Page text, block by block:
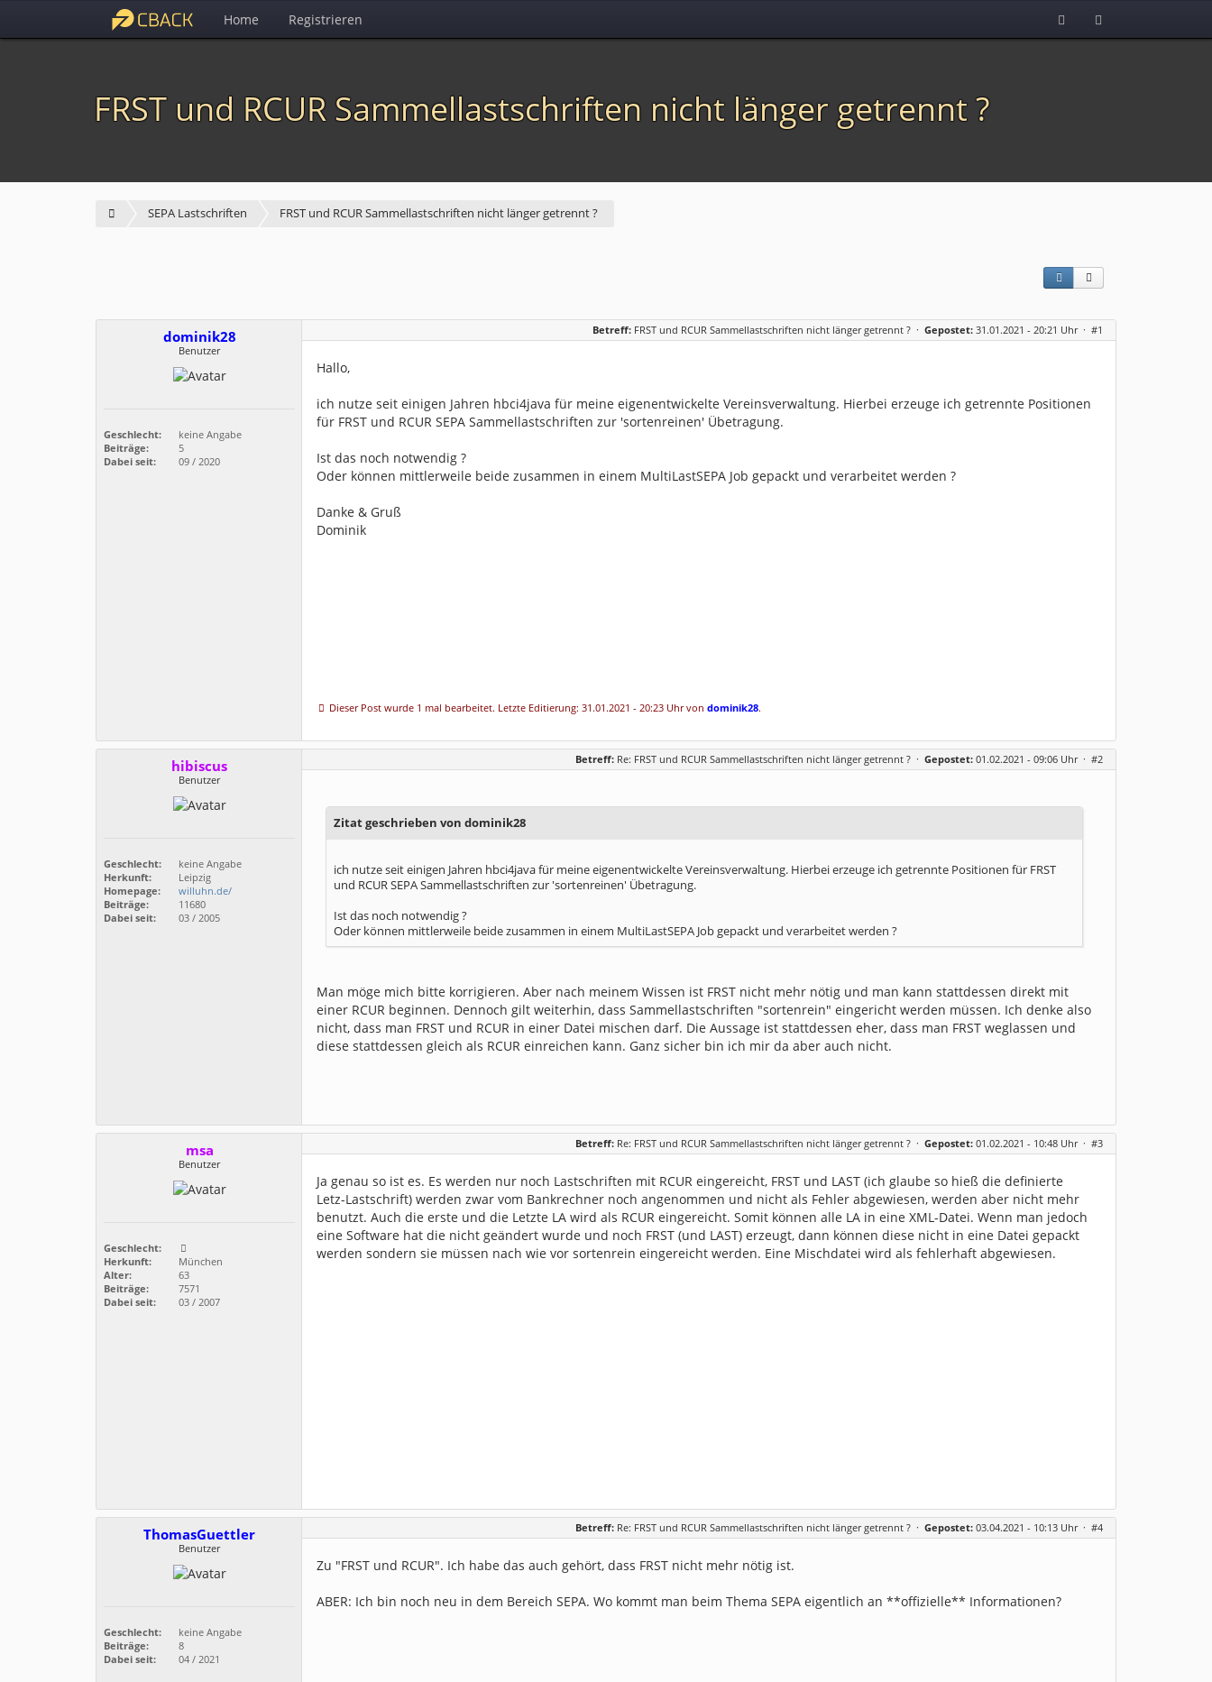
Home Registrieren
FRST und RCUR Sammellastschriften nicht länger getrennt ?
SEPA Lastschriften FRST und RCUR Sammellastschriften nicht länger getrennt ?
dominik28
Benutzer
Geschlecht:
keine Angabe
Beiträge:
5
Dabei seit:
09 / 2020
Betreff: FRST und RCUR Sammellastschriften nicht länger getrennt ? · Gepostet: 31.01.2021 - 20:21 Uhr · #1
Hallo,
ich nutze seit einigen Jahren hbci4java für meine eigenentwickelte Vereinsverwaltung. Hierbei erzeuge ich getrennte Positionen
für FRST und RCUR SEPA Sammellastschriften zur 'sortenreinen' Übetragung.
Ist das noch notwendig ?
Oder können mittlerweile beide zusammen in einem MultiLastSEPA Job gepackt und verarbeitet werden ?
Danke & Gruß
Dominik
Dieser Post wurde 1 mal bearbeitet. Letzte Editierung: 31.01.2021 - 20:23 Uhr vondominik28.
hibiscus
Benutzer
Geschlecht:
keine Angabe
Herkunft:
Leipzig
Homepage:
willuhn.de/
Beiträge:
11680
Dabei seit:
03 / 2005
Betreff: Re: FRST und RCUR Sammellastschriften nicht länger getrennt ? · Gepostet: 01.02.2021 - 09:06 Uhr · #2
Zitat geschrieben von dominik28
ich nutze seit einigen Jahren hbci4java für meine eigenentwickelte Vereinsverwaltung. Hierbei erzeuge ich getrennte Positionen für FRST
und RCUR SEPA Sammellastschriften zur 'sortenreinen' Übetragung.
Ist das noch notwendig ?
Oder können mittlerweile beide zusammen in einem MultiLastSEPA Job gepackt und verarbeitet werden ?
Man möge mich bitte korrigieren. Aber nach meinem Wissen ist FRST nicht mehr nötig und man kann stattdessen direkt mit
einer RCUR beginnen. Dennoch gilt weiterhin, dass Sammellastschriften "sortenrein" eingericht werden müssen. Ich denke also
nicht, dass man FRST und RCUR in einer Datei mischen darf. Die Aussage ist stattdessen eher, dass man FRST weglassen und
diese stattdessen gleich als RCUR einreichen kann. Ganz sicher bin ich mir da aber auch nicht.
msa
Benutzer
Geschlecht:
Herkunft:
München
Alter:
63
Beiträge:
7571
Dabei seit:
03 / 2007
Betreff: Re: FRST und RCUR Sammellastschriften nicht länger getrennt ? · Gepostet: 01.02.2021 - 10:48 Uhr · #3
Ja genau so ist es. Es werden nur noch Lastschriften mit RCUR eingereicht, FRST und LAST (ich glaube so hieß die definierte
Letz-Lastschrift) werden zwar vom Bankrechner noch angenommen und nicht als Fehler abgewiesen, werden aber nicht mehr
benutzt. Auch die erste und die Letzte LA wird als RCUR eingereicht. Somit können alle LA in eine XML-Datei. Wenn man jedoch
eine Software hat die nicht geändert wurde und noch FRST (und LAST) erzeugt, dann können diese nicht in eine Datei gepackt
werden sondern sie müssen nach wie vor sortenrein eingereicht werden. Eine Mischdatei wird als fehlerhaft abgewiesen.
ThomasGuettler
Benutzer
Geschlecht:
keine Angabe
Beiträge:
8
Dabei seit:
04 / 2021
Betreff: Re: FRST und RCUR Sammellastschriften nicht länger getrennt ? · Gepostet: 03.04.2021 - 10:13 Uhr · #4
Zu "FRST und RCUR". Ich habe das auch gehört, dass FRST nicht mehr nötig ist.
ABER: Ich bin noch neu in dem Bereich SEPA. Wo kommt man beim Thema SEPA eigentlich an **offizielle** Informationen?